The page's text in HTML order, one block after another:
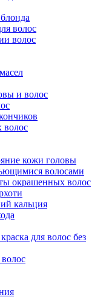
волос
волос
и волос
волос
кожи головы
волосами
окрашенных волос
кальция
для волос без